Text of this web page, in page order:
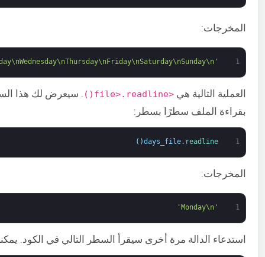
المخرجات:
1
'Monday\nTuesday\nWednesday\nThursday\nFriday\nSaturday\nSunday\n'
العملية التالية هي <file>.readline()
. سيعرض لك هذا
بقراءة الملف سطرًا بسطر:
1
days_file. readline
(
)
المخرجات:
1
'Monday\n'
استدعاء الدالة مرة أخرى سيقرأ السطر التالي في الكود.